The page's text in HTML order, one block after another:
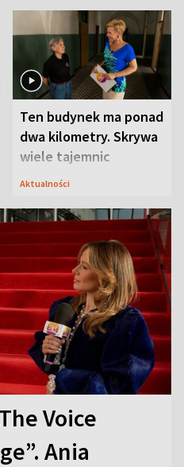
Ten budynek ma ponad
dwa kilometry. Skrywa
wiele tajemnic
Aktualności
Voice
Ania